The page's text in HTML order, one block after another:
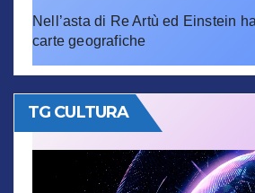
Nell’asta di Re Artù ed Einstein
carte geografiche
TG CULTURA